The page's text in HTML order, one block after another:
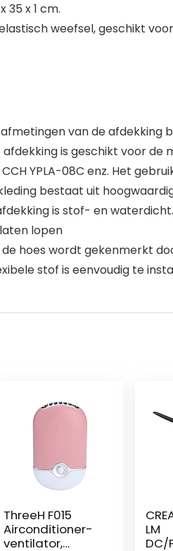
35 x 1 cm.
weefsel, geschikt
van de
is geschikt voor de
CCH YPLA-08C enz. Het
bestaat uit
is stof- en
lopen
hoes wordt gekenmerkt
stof is eenvoudig te
ThreeH F015
Airconditioner-
ventilator,
LM
DC/